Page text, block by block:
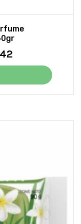
El
precio
es:
$5443,42.